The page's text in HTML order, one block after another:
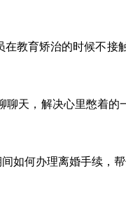
教育矫治的时候不
天，解决心里憋着
如何办理离婚手续